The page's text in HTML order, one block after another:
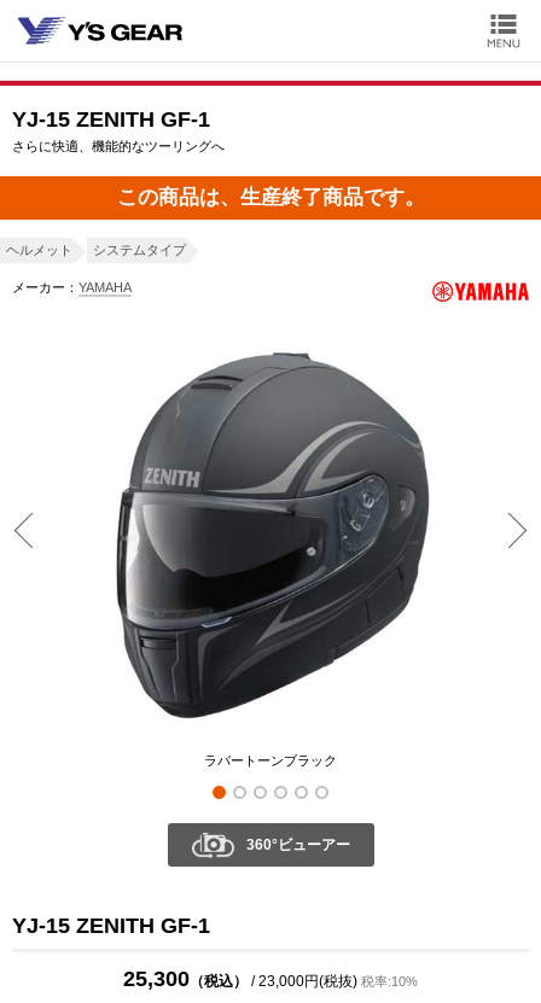
YJ-15 ZENITH GF-1
さらに快適、機能的なツーリングへ
この商品は、生産終了商品です。
ヘルメット システムタイプ
メーカー： YAMAHA
ラバートーンブラック
360°ビューアー
YJ-15 ZENITH GF-1
25,300 （税込） / 23,000円(税抜) 税率:10%